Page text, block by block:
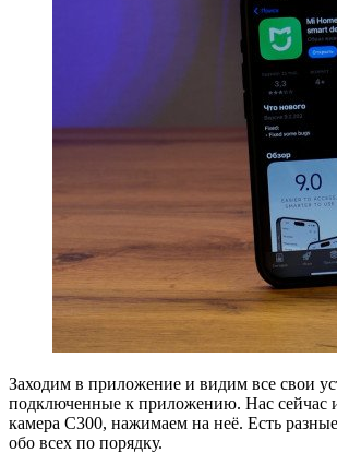
Заходим в приложение и видим все свои
подключенные к приложению. Нас сейчас
камера C300, нажимаем на неё. Есть
обо всех по порядку.